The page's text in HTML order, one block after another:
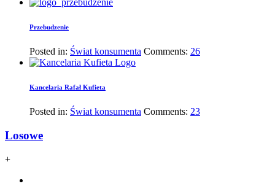
Przebudzenie
Posted in: Świat konsumenta Comments: 26
Kancelaria Rafał Kufieta
Posted in: Świat konsumenta Comments: 23
Losowe
+